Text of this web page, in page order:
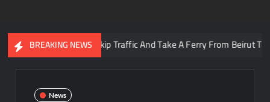
BREAKING NEWS
You Can Now Skip Traffic And Take A Ferry From Beirut To
News